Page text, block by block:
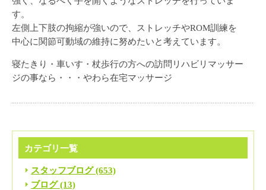
す。
左側上下肢の拘縮が強いので、ストレッチやROM訓練を
中心に関節可動域の維持に努めたいと考えています。
寝たきり・車いす・杖歩行の方への訪問リハビリマッサー
ジの事なら・・・やわら在宅マッサージ
カテゴリ一覧
スタッフブログ (653)
ブログ (13)